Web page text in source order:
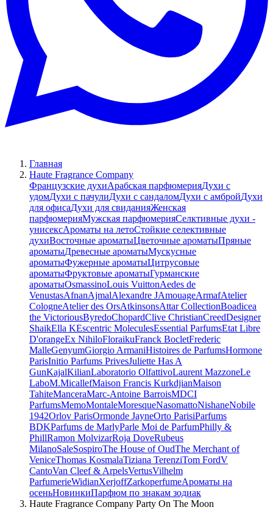
Главная
Haute Fragrance Company
Французские духиАрабская парфюмерияДухи с
удомДухи с пачулиДухи с сандаломДухи с амбройДухи
для офисаДухи для свиданияЖенская
парфюмерияМужская парфюмерияСелктивные духи -
унисексАроматы на летоСтойкие селективные
духиВосточные ароматыЦветочные ароматыПряные
ароматыДревесные ароматыМускусные
ароматыФужерные ароматыЦитрусовые
ароматыФруктовые ароматыГурманские
ароматыOsmassinoLouis VuittonAedes de
VenustasAfnanAjmalAlexandre JAmouageArmafAtelier
CologneAtelier des OrsAtkinsonsAttar CollectionBoadicea
the VictoriousByredoChopardClive ChristianCreedDesigner
ShaikElla KEscentric MoleculesEssential ParfumsEtat Libre
D'orangeEx NihiloFloraikuFranck BocletFrederic
MalleGenyumGiorgio ArmaniHistoires de ParfumsHormone
ParisInitio Parfums PrivesJuliette Has A
GunKajalKilianLaboratorio OlfattivoLaurent MazzoneLe
LaboM.MicallefMaison Francis KurkdjianMaison
TahiteManceraMarc-Antoine BarroisMDCI
ParfumsMemoMontaleMoresqueNasomattoNishaneNobile
1942Orlov ParisOrmonde JayneOrto ParisiParfums
BDKParfums de MarlyParle Moi de ParfumPhilly &
PhillRamon MolvizarRoja DoveRubeus
MilanoSaleSospiroThe House of OudThe Merchant of
VeniceThomas KosmalaTiziana TerenziTom FordV
CantoVan Cleef & ArpelsVertusVilhelm
ParfumerieWidianXerjoffZarkoperfumeАроматы на
осеньНовинкиПарфюм по знакам зодиак
Haute Fragrance Company Party On The Moon